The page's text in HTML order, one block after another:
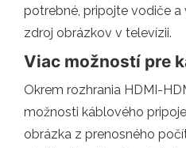
potrebné, pripojte vodiče
zdroj obrázkov v televízii.
Viac možností pre
Okrem rozhrania HDMI-
možnosti káblového
obrázka z prenosného